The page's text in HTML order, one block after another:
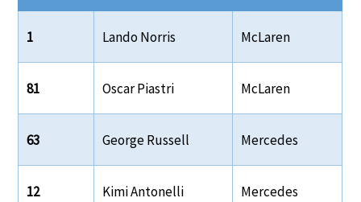
1 Lando Norris McLaren
81 Oscar Piastri McLaren
63 George Russell Mercedes
12 Kimi Antonelli Mercedes